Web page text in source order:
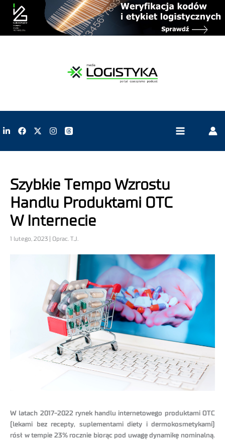
Szybkie Tempo Wzrostu
Handlu Produktami OTC
W Internecie
1 lutego, 2023 | Oprac. T.J.
W latach 2017-2022 rynek handlu internetowego produktami OTC
(lekami bez recepty, suplementami diety i dermokosmetykami)
rósł w tempie 23% rocznie biorąc pod uwagę dynamikę nominalną.